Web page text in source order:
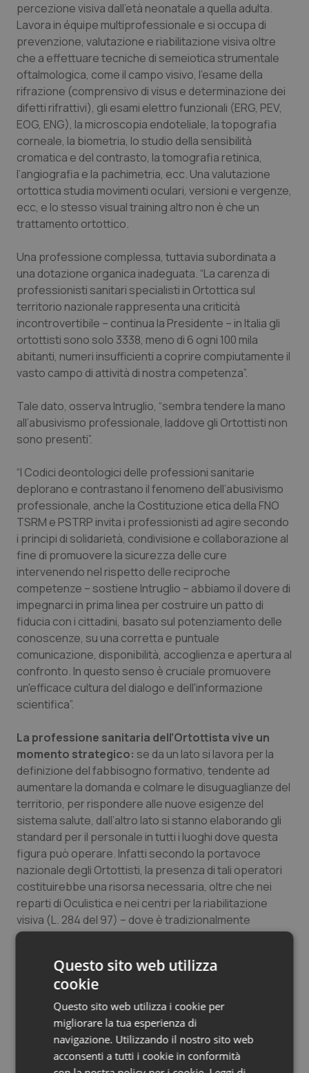
Quotidiano Chirurgia
Quotidiano Oncologia
Quotidiano Pediatria
Rene & patologie urogenitali
Salute orale & impianti
Sangue & coagulazione
Tiroide
Tumore al seno
Tumore ovarico
Tumori del Polmone & Testa Collo
Tumori gastrointestinali
Ulcera & Reflusso
Vaccini
percezione visiva dall’età neonatale a quella adulta.
Lavora in équipe multiprofessionale e si occupa di
prevenzione, valutazione e riabilitazione visiva oltre
che a effettuare tecniche di semeiotica strumentale
oftalmologica, come il campo visivo, l’esame della
rifrazione (comprensivo di visus e determinazione dei
difetti rifrattivi), gli esami elettro funzionali (ERG, PEV,
EOG, ENG), la microscopia endoteliale, la topografia
corneale, la biometria, lo studio della sensibilità
cromatica e del contrasto, la tomografia retinica,
l’angiografia e la pachimetria, ecc. Una valutazione
ortottica studia movimenti oculari, versioni e vergenze,
ecc, e lo stesso visual training altro non è che un
trattamento ortottico.
Una professione complessa, tuttavia subordinata a
una dotazione organica inadeguata. “La carenza di
professionisti sanitari specialisti in Ortottica sul
territorio nazionale rappresenta una criticità
incontrovertibile – continua la Presidente – in Italia gli
ortottisti sono solo 3338, meno di 6 ogni 100 mila
abitanti, numeri insufficienti a coprire compiutamente il
vasto campo di attività di nostra competenza”.
Tale dato, osserva Intruglio, “sembra tendere la mano
all’abusivismo professionale, laddove gli Ortottisti non
sono presenti”.
“I Codici deontologici delle professioni sanitarie
deplorano e contrastano il fenomeno dell’abusivismo
professionale, anche la Costituzione etica della FNO
TSRM e PSTRP invita i professionisti ad agire secondo
i principi di solidarietà, condivisione e collaborazione al
fine di promuovere la sicurezza delle cure
intervenendo nel rispetto delle reciproche
competenze – sostiene Intruglio – abbiamo il dovere di
impegnarci in prima linea per costruire un patto di
fiducia con i cittadini, basato sul potenziamento delle
conoscenze, su una corretta e puntuale
comunicazione, disponibilità, accoglienza e apertura al
confronto. In questo senso è cruciale promuovere
un'efficace cultura del dialogo e dell'informazione
scientifica”.
La professione sanitaria dell’Ortottista vive un
momento strategico: se da un lato si lavora per la
definizione del fabbisogno formativo, tendente ad
aumentare la domanda e colmare le disuguaglianze del
territorio, per rispondere alle nuove esigenze del
sistema salute, dall’altro lato si stanno elaborando gli
standard per il personale in tutti i luoghi dove questa
figura può operare. Infatti secondo la portavoce
nazionale degli Ortottisti, la presenza di tali operatori
costituirebbe una risorsa necessaria, oltre che nei
reparti di Oculistica e nei centri per la riabilitazione
visiva (L. 284 del 97) – dove è tradizionalmente
strutturata – anche all’interno di reparti di
Medicina del lavoro, ecc.
Una partita importante andrà giocata anche all’interno
delle reti di prossimità e telemedicina per l'assistenza
sanitaria territoriale, prevedendo tale figura anche
all’interno delle strutture per l’erogazione di cure
intermedie previste dal PNRR.
Questo sito web utilizza
cookie
Questo sito web utilizza i cookie per
migliorare la tua esperienza di
navigazione. Utilizzando il nostro sito web
acconsenti a tutti i cookie in conformità